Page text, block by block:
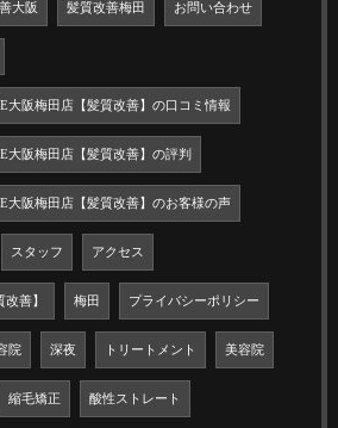
大阪 髪質改善梅田 お問い合わせ
大阪梅田店【髪質改善】の口コミ情報
大阪梅田店【髪質改善】の評判
大阪梅田店【髪質改善】のお客様の声
スタッフ アクセス
善】 梅田 プライバシーポリシー
院 深夜 トリートメント 美容院
縮毛矯正 酸性ストレート